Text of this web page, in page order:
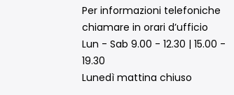
Per informazioni telefoniche
chiamare in orari d’ufficio
Lun - Sab 9.00 - 12.30 | 15.00 -
19.30
Lunedì mattina chiuso